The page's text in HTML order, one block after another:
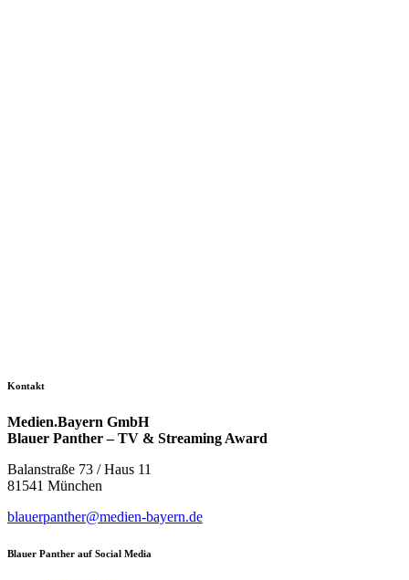
Kontakt
Medien.Bayern GmbH
Blauer Panther – TV & Streaming Award
Balanstraße 73 / Haus 11
81541 München
blauerpanther@medien-bayern.de
Blauer Panther auf Social Media